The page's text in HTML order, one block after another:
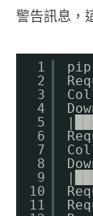
警告訊息，
1
2
3
4
5
6
7
8
9
10
11
pip